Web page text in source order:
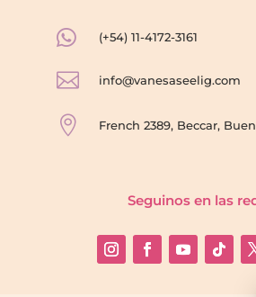
 (+54) 11-4172-3161
 info@vanesaseelig.com
 French 2389, Beccar,
Seguinos en las